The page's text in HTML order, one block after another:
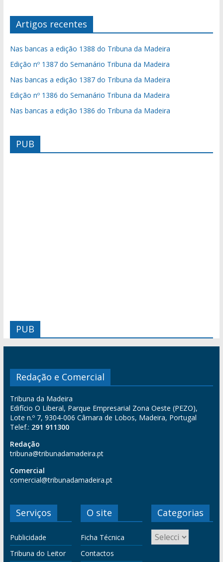
Artigos recentes
Nas bancas a edição 1388 do Tribuna da Madeira
Edição nº 1387 do Semanário Tribuna da Madeira
Nas bancas a edição 1387 do Tribuna da Madeira
Edição nº 1386 do Semanário Tribuna da Madeira
Nas bancas a edição 1386 do Tribuna da Madeira
PUB
PUB
Redação e Comercial
Tribuna da Madeira
Edifício O Liberal, Parque Empresarial Zona Oeste (PEZO),
Lote n.º 7, 9304-006 Câmara de Lobos, Madeira, Portugal
Telef.: 291 911300
Redação
tribuna@tribunadamadeira.pt
Comercial
comercial@tribunadamadeira.pt
Serviços
Publicidade
Tribuna do Leitor
O site
Ficha Técnica
Contactos
Categorias